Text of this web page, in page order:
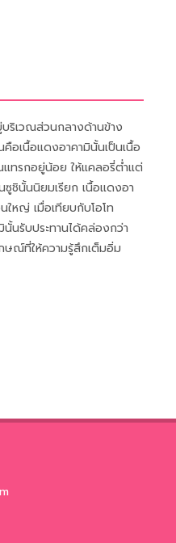
ริเวณส่วนกลางด้านข้าง
อเนื้อแดงอาคามินั้นเป็นเนื้อ
ทรกอยู่น้อย ให้แคลอรี่ต่ำแต่
ชินั้นนิยมเรียก เนื้อแดงอา
ใหญ่ เมื่อเทียบกับโอโท
นั้นรับประทานได้คล่องกว่า
ษณ์ที่ให้ความรู้สึกเต็มอิ่ม